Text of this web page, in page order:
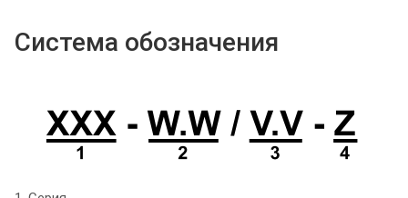
Система обозначения